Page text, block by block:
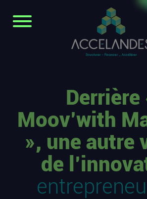
Derrière
Moov’with
», une autre
de